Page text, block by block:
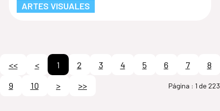
ARTES VISUALES
<< < 1 2 3 4 5 6 7
8
9
10 > >> Página : 1 de 223